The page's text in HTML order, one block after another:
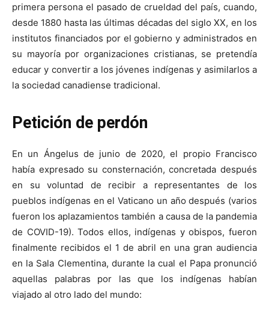
primera persona el pasado de crueldad del país, cuando,
desde 1880 hasta las últimas décadas del siglo XX, en los
institutos financiados por el gobierno y administrados en
su mayoría por organizaciones cristianas, se pretendía
educar y convertir a los jóvenes indígenas y asimilarlos a
la sociedad canadiense tradicional.
Petición de perdón
En un Ángelus de junio de 2020, el propio Francisco
había expresado su consternación, concretada después
en su voluntad de recibir a representantes de los
pueblos indígenas en el Vaticano un año después (varios
fueron los aplazamientos también a causa de la pandemia
de COVID-19). Todos ellos, indígenas y obispos, fueron
finalmente recibidos el 1 de abril en una gran audiencia
en la Sala Clementina, durante la cual el Papa pronunció
aquellas palabras por las que los indígenas habían
viajado al otro lado del mundo: